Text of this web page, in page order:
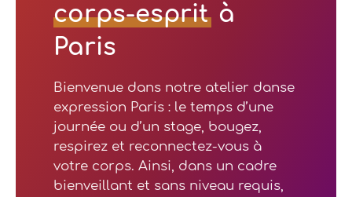
corps-esprit à
Paris
Bienvenue dans notre atelier danse
expression Paris : le temps d’une
journée ou d’un stage, bougez,
respirez et reconnectez-vous à
votre corps. Ainsi, dans un cadre
bienveillant et sans niveau requis,